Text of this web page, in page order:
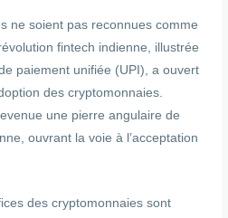
ne soient pas reconnues comme
fintech indienne, illustrée
paiement unifiée (UPI), a ouvert
des cryptomonnaies.
une pierre angulaire de
ouvrant la voie à l’acceptation
des cryptomonnaies sont